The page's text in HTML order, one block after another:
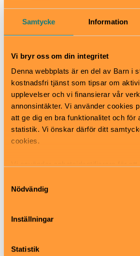
Samtycke Information
Vi bryr oss om din integritet
Denna webbplats är en del av Barn i
kostnadsfri tjänst som tipsar om
upplevelser och vi finansierar vår
annonsintäkter. Vi använder cookies
att ge dig en bra funktionalitet och för
statistik. Vi önskar därför ditt
cookies.
samt tillhandahålla funktioner för
vidarebefordrar även sådana
information från din enhet till de
annons- och analysföretag som vi
information som du har tillhandahållit
Nödvändig
Inställningar
Statistik
Se hemsida för öppettider.
barn 0–6 år gratis.
Bra att veta
Okej med matsäck
Hiss och ramper
Restaurang
Skötbord
Hitta hit
eller 301-323 till Drottningholm.
www.kungligaslotten.se/vara-
besoksmal/drottningholms-slott.html
08-402 61 00